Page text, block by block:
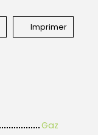
Imprimer
Gaz